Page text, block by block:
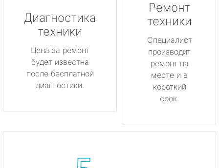
Диагностика
техники
Цена за ремонт
будет известна
после бесплатной
диагностики.
Ремонт
техники
Специалист
производит
ремонт на
месте и в
короткий
срок.